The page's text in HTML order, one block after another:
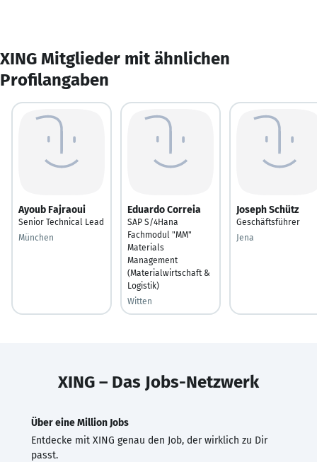
XING Mitglieder mit ähnlichen
Profilangaben
Ayoub Fajraoui
Senior Technical Lead
München
Eduardo Correia
SAP S/4Hana
Fachmodul "MM"
Materials
Management
(Materialwirtschaft &
Logistik)
Witten
Joseph Schütz
Geschäftsführer
Jena
XING – Das Jobs-Netzwerk
Über eine Million Jobs
Entdecke mit XING genau den Job, der wirklich zu Dir
passt.